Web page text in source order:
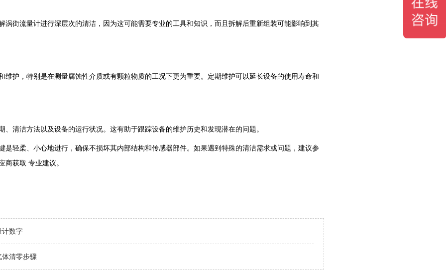
涡街流量计进行深层次的清洁，因为这可能需要专业的工具和知识，而且拆解后重新组装可能影响到其
维护，特别是在测量腐蚀性介质或有颗粒物质的工况下更为重要。定期维护可以延长设备的使用寿命和
、清洁方法以及设备的运行状况。这有助于跟踪设备的维护历史和发现潜在的问题。
是轻柔、小心地进行，确保不损坏其内部结构和传感器部件。如果遇到特殊的清洁需求或问题，建议参
商获取 专业建议。
计数字
体清零步骤